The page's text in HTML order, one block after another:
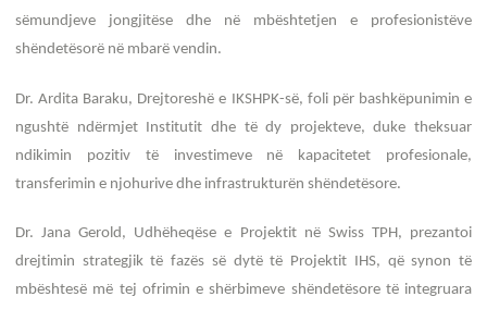
sëmundjeve jongjitëse dhe në mbështetjen e profesionistëve
shëndetësorë në mbarë vendin.
Dr. Ardita Baraku, Drejtoreshë e IKSHPK-së, foli për bashkëpunimin e
ngushtë ndërmjet Institutit dhe të dy projekteve, duke theksuar
ndikimin pozitiv të investimeve në kapacitetet profesionale,
transferimin e njohurive dhe infrastrukturën shëndetësore.
Dr. Jana Gerold, Udhëheqëse e Projektit në Swiss TPH, prezantoi
drejtimin strategjik të fazës së dytë të Projektit IHS, që synon të
mbështesë më tej ofrimin e shërbimeve shëndetësore të integruara